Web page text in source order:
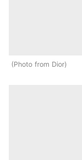
Photo from Dior